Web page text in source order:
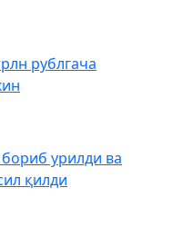
рублгача
урилди ва
қилди